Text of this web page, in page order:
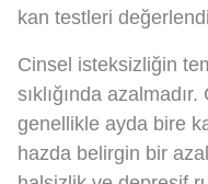
kan testleri
Cinsel isteksizliğin
sıklığında
genellikle ayda bire
hazda belirgin bir